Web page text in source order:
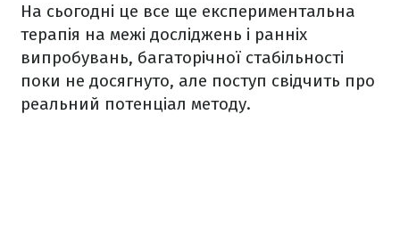
На сьогодні це все ще експериментальна
терапія на межі досліджень і ранніх
випробувань, багаторічної стабільності
поки не досягнуто, але поступ свідчить про
реальний потенціал методу.